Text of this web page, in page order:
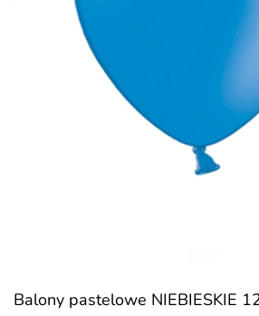
Balony pastelowe NIEBIESKIE